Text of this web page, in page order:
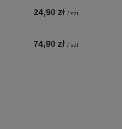
24,90 zł / szt.
74,90 zł / szt.